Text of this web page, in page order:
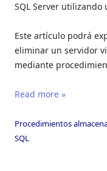
SQL Server utilizando
Este artículo podrá
eliminar un servidor
mediante
Read more »
Procedimientos
SQL